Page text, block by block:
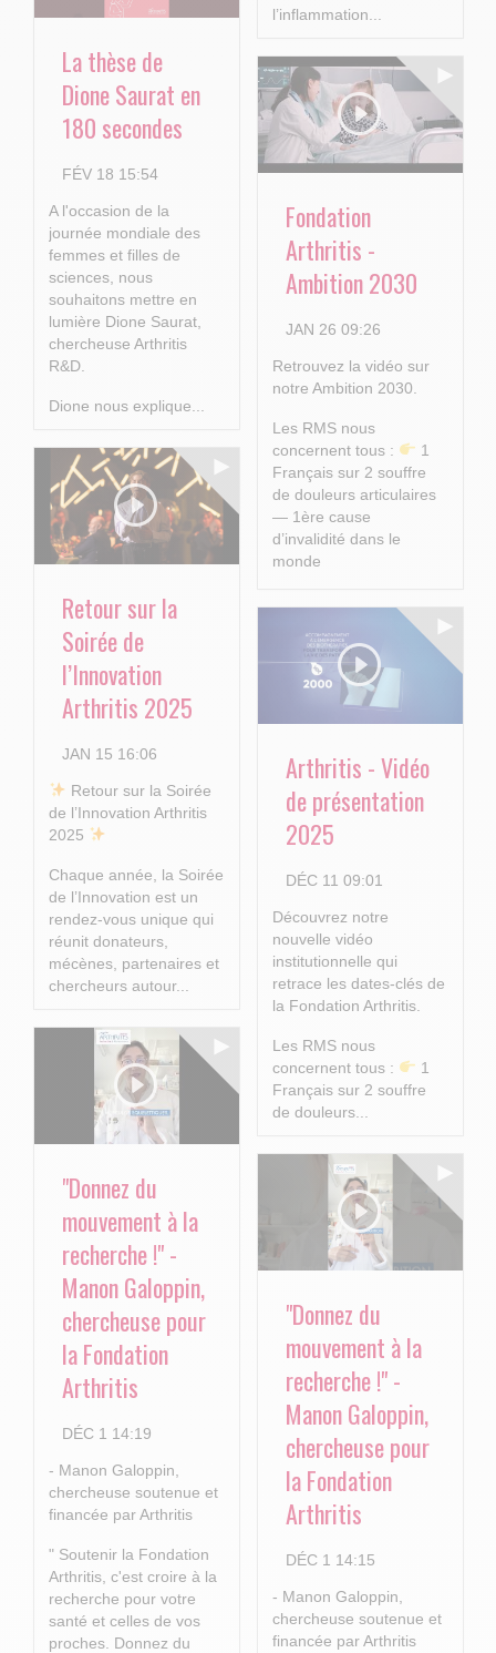
l’inflammation...
La thèse de
Dione Saurat en
180 secondes
FÉV 18 15:54
A l'occasion de la
journée mondiale des
femmes et filles de
sciences, nous
souhaitons mettre en
lumière Dione Saurat,
chercheuse Arthritis
R&D.
Dione nous explique...
Fondation
Arthritis -
Ambition 2030
JAN 26 09:26
Retrouvez la vidéo sur
notre Ambition 2030.
Les RMS nous
concernent tous :
1
Français sur 2 souffre
de douleurs articulaires
— 1ère cause
d’invalidité dans le
monde
Retour sur la
Soirée de
l’Innovation
Arthritis 2025
JAN 15 16:06
​ Retour sur la Soirée
de l’Innovation Arthritis
2025
Chaque année, la Soirée
de l’Innovation est un
rendez-vous unique qui
réunit donateurs,
mécènes, partenaires et
chercheurs autour...
Arthritis - Vidéo
de présentation
2025
DÉC 11 09:01
Découvrez notre
nouvelle vidéo
institutionnelle qui
retrace les dates-clés de
la Fondation Arthritis.
Les RMS nous
concernent tous :
1
Français sur 2 souffre
de douleurs...
"Donnez du
mouvement à la
recherche !" -
Manon Galoppin,
chercheuse pour
la Fondation
Arthritis
DÉC 1 14:19
- Manon Galoppin,
chercheuse soutenue et
financée par Arthritis
" Soutenir la Fondation
Arthritis, c'est croire à la
recherche pour votre
santé et celles de vos
proches. Donnez du
"Donnez du
mouvement à la
recherche !" -
Manon Galoppin,
chercheuse pour
la Fondation
Arthritis
DÉC 1 14:15
- Manon Galoppin,
chercheuse soutenue et
financée par Arthritis